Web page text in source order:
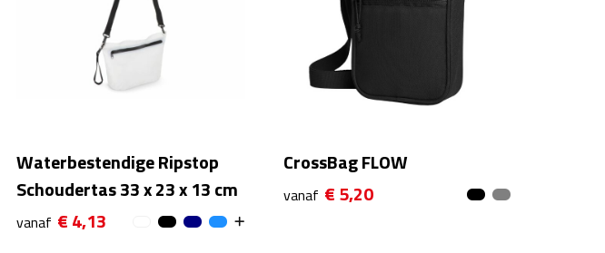
Waterbestendige Ripstop
Schoudertas 33 x 23 x 13 cm
vanaf € 4,13
CrossBag FLOW
vanaf € 5,20